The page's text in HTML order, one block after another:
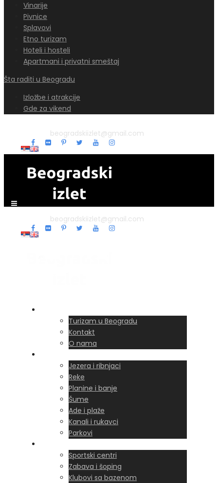
Vinarije
Pivnice
Splavovi
Etno turizam
Hoteli i hosteli
Apartmani i privatni smeštaj
Šta raditi u Beogradu
Izložbe i atrakcije
Gde za vikend
beogradskiizlet@gmail.com
beogradskiizlet@gmail.com
Turizam u Beogradu
Kontakt
O nama
Jezera i ribnjaci
Reke
Planine i banje
Šume
Ade i plaže
Kanali i rukavci
Parkovi
Sportski centri
Zabava i šoping
Klubovi sa bazenom